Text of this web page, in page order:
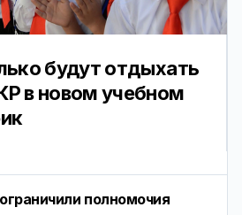
будут отдыхать
в новом учебном
полномочия